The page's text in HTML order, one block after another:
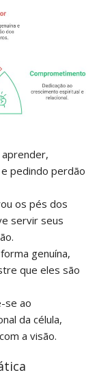
pedindo perdão
os pés dos
servir seus
genuína,
que eles são
se ao
da célula,
a visão.